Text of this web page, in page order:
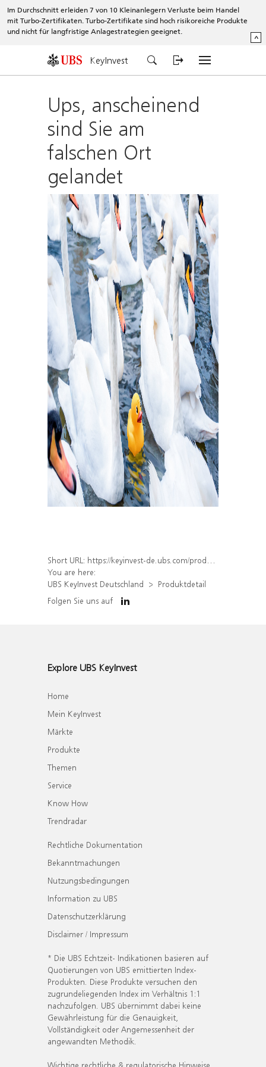
Im Durchschnitt erleiden 7 von 10 Kleinanlegern Verluste beim Handel
mit Turbo-Zertifikaten. Turbo-Zertifikate sind hoch risikoreiche Produkte
und nicht für langfristige Anlagestrategien geeignet.
^
KeyInvest
Ups, anscheinend
sind Sie am
falschen Ort
gelandet
Short URL: https://keyinvest-de.ubs.com/produkt/detail/index/isin/DE000WA8V0K4
You are here:
UBS KeyInvest Deutschland
Produktdetail
Folgen Sie uns auf
Explore UBS KeyInvest
Home
Mein KeyInvest
Märkte
Produkte
Themen
Service
Know How
Trendradar
Rechtliche Dokumentation
Bekanntmachungen
Nutzungsbedingungen
Information zu UBS
Datenschutzerklärung
Disclaimer / Impressum
* Die UBS Echtzeit- Indikationen basieren auf
Quotierungen von UBS emittierten Index-
Produkten. Diese Produkte versuchen den
zugrundeliegenden Index im Verhältnis 1:1
nachzufolgen. UBS übernimmt dabei keine
Gewährleistung für die Genauigkeit,
Vollständigkeit oder Angemessenheit der
angewandten Methodik.